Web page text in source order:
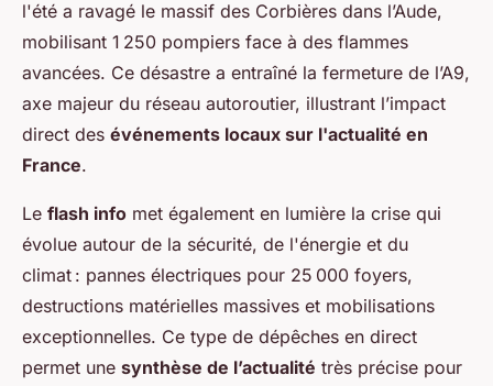
l'été a ravagé le massif des Corbières dans l’Aude,
mobilisant 1 250 pompiers face à des flammes
avancées. Ce désastre a entraîné la fermeture de l’A9,
axe majeur du réseau autoroutier, illustrant l’impact
direct des événements locaux sur l'actualité en
France.
Le flash info met également en lumière la crise qui
évolue autour de la sécurité, de l'énergie et du
climat : pannes électriques pour 25 000 foyers,
destructions matérielles massives et mobilisations
exceptionnelles. Ce type de dépêches en direct
permet une synthèse de l’actualité très précise pour